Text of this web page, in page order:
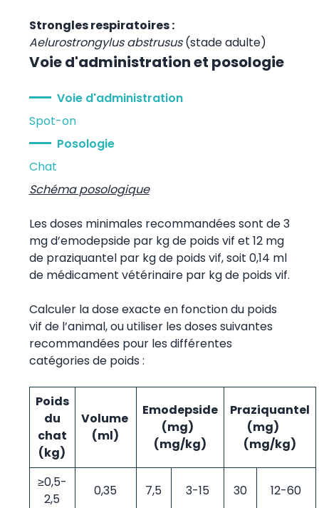
Strongles respiratoires :
Aelurostrongylus abstrusus(stade adulte)
Voie d'administration et posologie
Voie d'administration
Spot-on
Posologie
Chat
Schéma posologique
Les doses minimales recommandées sont de 3
mg d’emodepside par kg de poids vif et 12 mg
de praziquantel par kg de poids vif, soit 0,14 ml
de médicament vétérinaire par kg de poids vif.
Calculer la dose exacte en fonction du poids
vif de l’animal, ou utiliser les doses suivantes
recommandées pour les différentes
catégories de poids :
Poids
du
chat
(kg)
Volume
(ml)
Emodepside
(mg)
(mg/kg)
Praziquantel
(mg)
(mg/kg)
≥0,5-
2,5
0,35 7,5 3-15 30 12-60